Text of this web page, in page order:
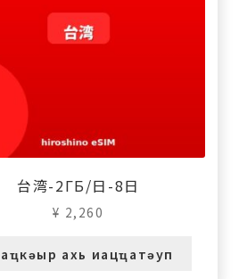
台湾-2ГБ/日-8日
¥ 2,260
ахь иацҵатәуп